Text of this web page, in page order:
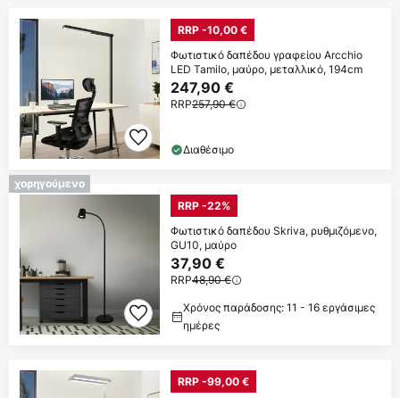
RRP -10,00 €
Φωτιστικό δαπέδου γραφείου Arcchio
LED Tamilo, μαύρο, μεταλλικό, 194cm
247,90 €
RRP257,90 €
Διαθέσιμο
χορηγούμενο
RRP -22%
Φωτιστικό δαπέδου Skriva, ρυθμιζόμενο,
GU10, μαύρο
37,90 €
RRP48,90 €
Χρόνος παράδοσης: 11 - 16 εργάσιμες
ημέρες
RRP -99,00 €